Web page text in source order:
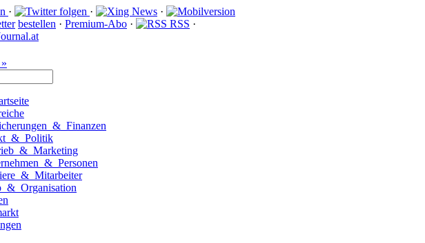
· ·
·
bestellen · Premium-Abo · RSS ·
& Finanzen
& Politik
& Marketing
& Personen
& Mitarbeiter
& Organisation